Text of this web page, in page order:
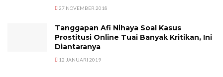
27 NOVEMBER 2018
Tanggapan Afi Nihaya Soal Kasus
Prostitusi Online Tuai Banyak Kritikan, Ini
Diantaranya
12 JANUARI 2019